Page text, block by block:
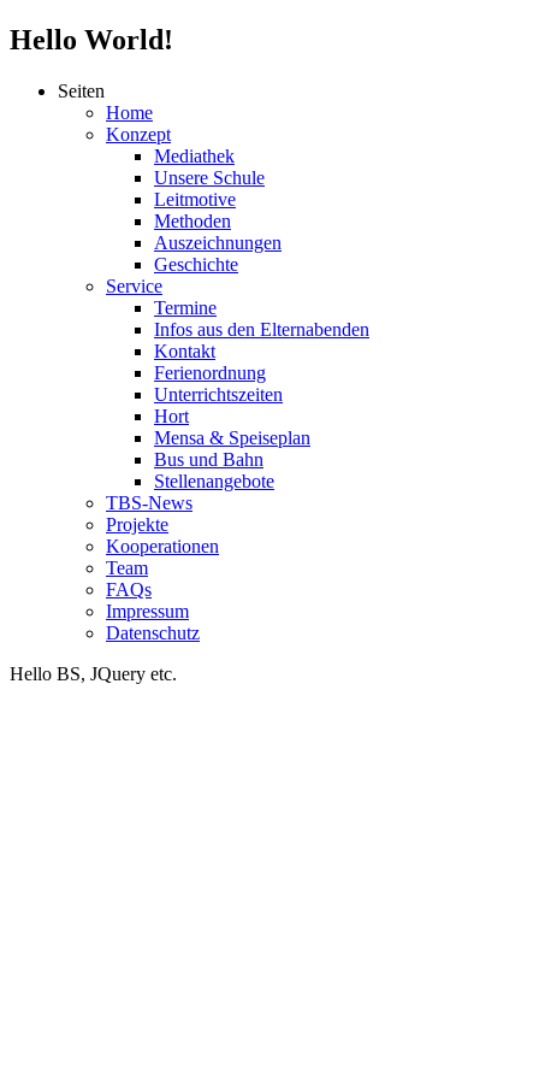
Hello World!
Seiten
Home
Konzept
Mediathek
Unsere Schule
Leitmotive
Methoden
Auszeichnungen
Geschichte
Service
Termine
Infos aus den Elternabenden
Kontakt
Ferienordnung
Unterrichtszeiten
Hort
Mensa & Speiseplan
Bus und Bahn
Stellenangebote
TBS-News
Projekte
Kooperationen
Team
FAQs
Impressum
Datenschutz
Hello BS, JQuery etc.